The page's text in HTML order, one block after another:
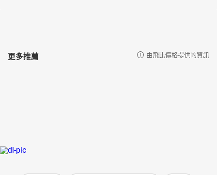
更多推薦 由飛比價格提供的資訊